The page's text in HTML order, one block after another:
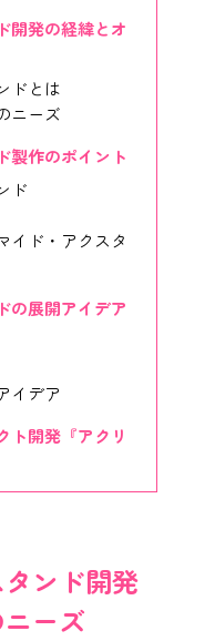
開発の経緯とオ
ドとは
ニーズ
製作のポイント
ド
イド・アクスタ
の展開アイデア
イデア
ト開発『アクリ
ンド開発
ーズ